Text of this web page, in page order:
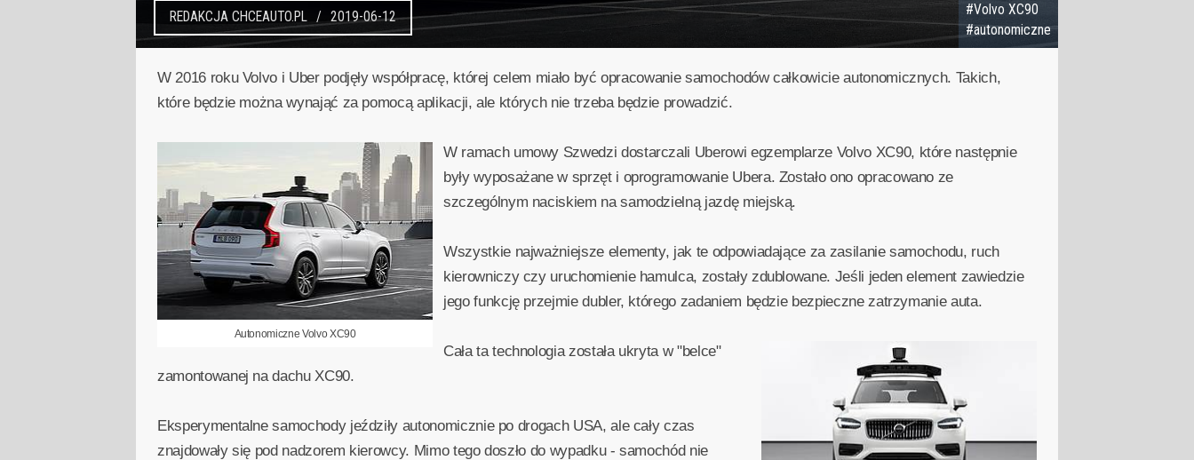
REDAKCJA CHCEAUTO.PL 2019-06-12
#Volvo XC90
#autonomiczne
W 2016 roku Volvo i Uber podjęły współpracę, której celem miało być opracowanie samochodów całkowicie autonomicznych. Takich,
które będzie można wynająć za pomocą aplikacji, ale których nie trzeba będzie prowadzić.
Autonomiczne Volvo XC90
W ramach umowy Szwedzi dostarczali Uberowi egzemplarze Volvo XC90, które następnie
były wyposażane w sprzęt i oprogramowanie Ubera. Zostało ono opracowano ze
szczególnym naciskiem na samodzielną jazdę miejską.
Wszystkie najważniejsze elementy, jak te odpowiadające za zasilanie samochodu, ruch
kierowniczy czy uruchomienie hamulca, zostały zdublowane. Jeśli jeden element zawiedzie
jego funkcję przejmie dubler, którego zadaniem będzie bezpieczne zatrzymanie auta.
Cała ta technologia została ukryta w "belce"
zamontowanej na dachu XC90.
Eksperymentalne samochody jeździły autonomicznie po drogach USA, ale cały czas
znajdowały się pod nadzorem kierowcy. Mimo tego doszło do wypadku - samochód nie